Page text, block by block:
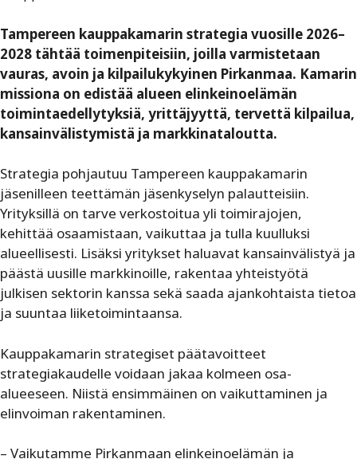
Tampereen kauppakamarin strategia vuosille 2026–
2028 tähtää toimen­piteisiin, joilla varmistetaan
vauras, avoin ja kilpailukykyinen Pirkanmaa. ­Kamarin
missiona on edistää alueen elinkeinoelämän
toimintaedellytyksiä, yrittäjyyttä, tervettä kilpailua,
kansainvälistymistä ja markkinataloutta.
Strategia pohjautuu Tampereen kauppakamarin
jäsenilleen teettämän jäsenkyselyn palautteisiin.
Yrityksillä on tarve verkostoitua yli toimirajojen,
kehittää osaamistaan, vaikuttaa ja tulla kuulluksi
alueellisesti. Lisäksi yritykset haluavat kansainvälistyä ja
päästä uusille markkinoille, rakentaa yhteistyötä
julkisen sektorin kanssa sekä saada ajankohtaista tietoa
ja suuntaa liiketoimintaansa.
Kauppakamarin strategiset päätavoitteet
strategiakaudelle voidaan jakaa kolmeen osa-
alueeseen. Niistä ensimmäinen on vaikuttaminen ja
elinvoiman rakentaminen.
– Vaikutamme Pirkanmaan elinkeinoelämän ja